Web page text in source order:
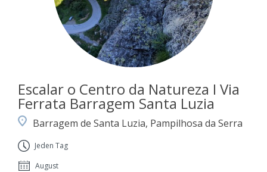
Escalar o Centro da Natureza I Via
Ferrata Barragem Santa Luzia
Barragem de Santa Luzia, Pampilhosa da Serra
Jeden Tag
August